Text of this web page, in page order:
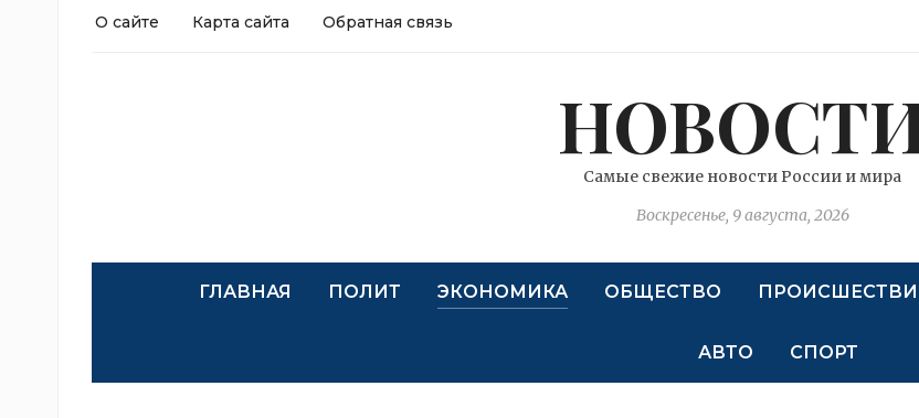
О сайте Карта сайта Обратная связь
Самые свежие новости России и мира
Воскресенье, 9 августа, 2026
ГЛАВНАЯ ПОЛИТ ЭКОНОМИКА ОБЩЕСТВО
АВТО СПОРТ